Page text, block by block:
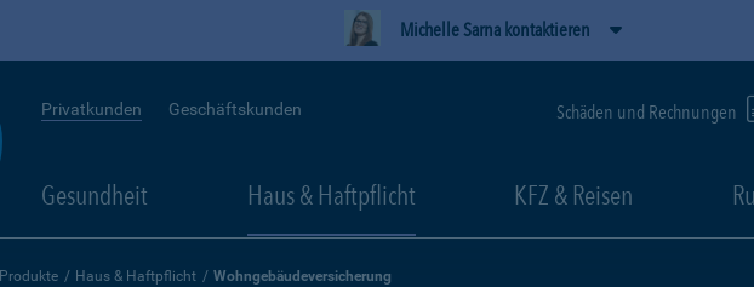
Michelle Sarna kontaktieren
Privatkunden Geschäftskunden Schäden und Rechnungen
Gesundheit Haus & Haftpflicht KFZ & Reisen
Produkte Haus & Haftpflicht Wohngebäudeversicherung